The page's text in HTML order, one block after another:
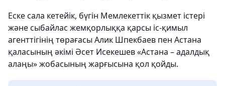
Еске сала кетейік, бүгін Мемлекеттік қызмет істері
және сыбайлас жемқорлыққа қарсы іс-қимыл
агенттігінің төрағасы Алик Шпекбаев пен Астана
қаласының әкімі Әсет Исекешев «Астана – адалдық
алаңы» жобасының жарғысына қол қойды.